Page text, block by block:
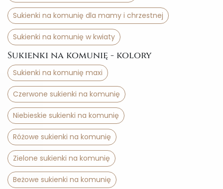
Sukienki na komunię dla mamy i chrzestnej
Sukienki na komunię w kwiaty
Sukienki na komunię - kolory
Sukienki na komunię maxi
Czerwone sukienki na komunię
Niebieskie sukienki na komunię
Różowe sukienki na komunię
Zielone sukienki na komunię
Beżowe sukienki na komunię